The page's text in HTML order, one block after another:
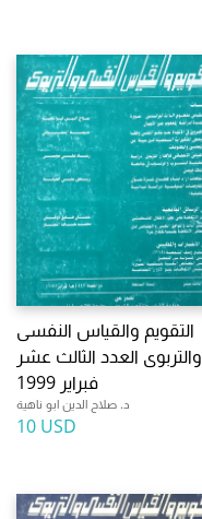
التقويم والقياس النفسى
والتربوى العدد الثالث عشر
فبراير 1999
د. صلاح الدين ابو ناهية
10 USD